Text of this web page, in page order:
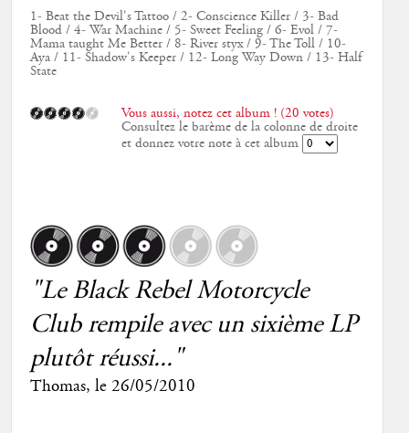
1- Beat the Devil's Tattoo / 2- Conscience Killer / 3- Bad
Blood / 4- War Machine / 5- Sweet Feeling / 6- Evol / 7-
Mama taught Me Better / 8- River styx / 9- The Toll / 10-
Aya / 11- Shadow's Keeper / 12- Long Way Down / 13- Half
State
Vous aussi, notez cet album ! (20 votes)
Consultez le barème de la colonne de droite
et donnez votre note à cet album
"Le Black Rebel Motorcycle
Club rempile avec un sixième LP
plutôt réussi..."
Thomas, le 26/05/2010